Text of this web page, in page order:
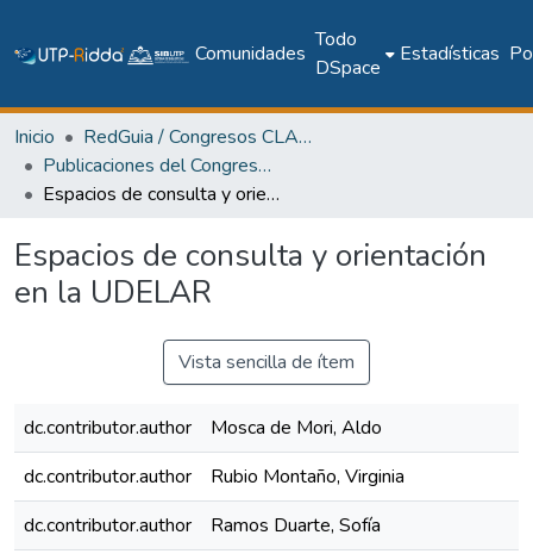
Comunidades
Todo
DSpace
Estadísticas
Inicio
RedGuia / Congresos CLABES
Publicaciones del Congreso Internacional CLABES
Espacios de consulta y orientación en la UDELAR
Espacios de consulta y orientación
en la UDELAR
Vista sencilla de ítem
dc.contributor.author
Mosca de Mori, Aldo
dc.contributor.author
Rubio Montaño, Virginia
dc.contributor.author
Ramos Duarte, Sofía